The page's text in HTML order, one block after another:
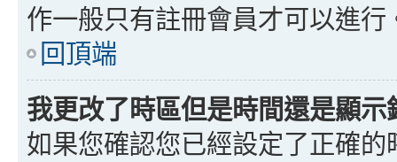
作一般只有註冊會員才可以進
回頂端
我更改了時區但是時間還是顯示
如果您確認您已經設定了正確